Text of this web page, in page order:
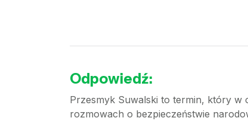
Odpowiedź:
Przesmyk Suwalski to termin, który w
rozmowach o bezpieczeństwie